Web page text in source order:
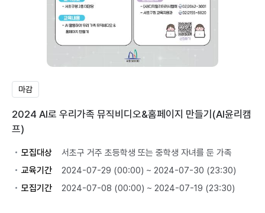
마감
2024 AI로 우리가족 뮤직비디오&홈페이지 만들기(AI윤리캠
프)
모집대상
서초구 거주 초등학생 또는 중학생 자녀를 둔 가족
교육기간
2024-07-29 (00:00) ~ 2024-07-30 (23:30)
모집기간
2024-07-08 (00:00) ~ 2024-07-19 (23:30)